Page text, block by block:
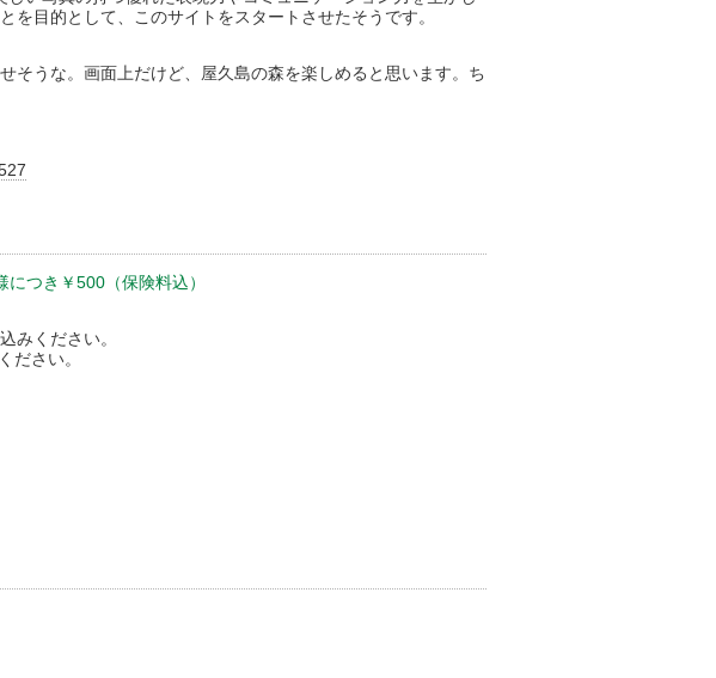
を目的として、このサイトをスタートさせたそうです。
そうな。画面上だけど、屋久島の森を楽しめると思います。ち
つき￥500（保険料込）
みください。
ださい。